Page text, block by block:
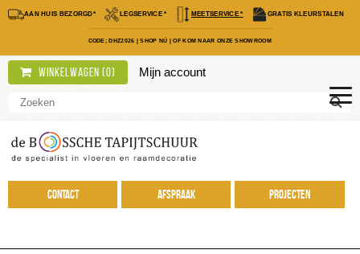
AAN HUIS BEZORGD* LEGSERVICE * MEETSERVICE * GRATIS KLEURSTALEN
CODE; DHZ2026 |SHOP NÚ |OF KOM NAAR ONZE SHOWROOM
Winkelwagen (0) Mijn account
Contact Afspraak Projecten